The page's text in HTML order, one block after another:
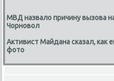
МВД назвало причину вызова
Чорновол
Активист Майдана сказал, как
фото